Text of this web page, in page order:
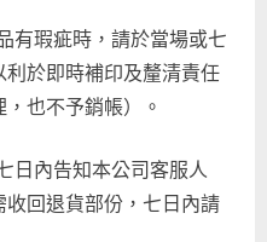
有瑕疵時，請於當場或七
於即時補印及釐清責任
也不予銷帳）。
日內告知本公司客服人
回退貨部份，七日內請